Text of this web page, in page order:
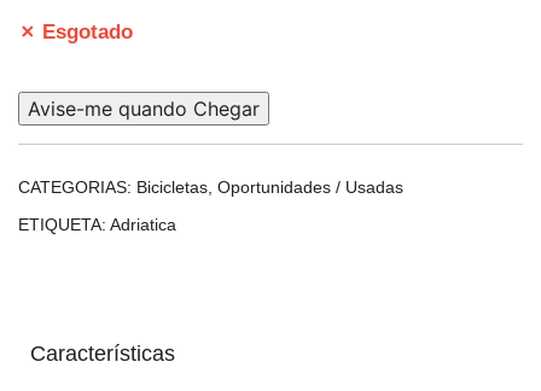
✗ Esgotado
Avise-me quando Chegar
CATEGORIAS: Bicicletas Oportunidades / Usadas
ETIQUETA: Adriatica
Características